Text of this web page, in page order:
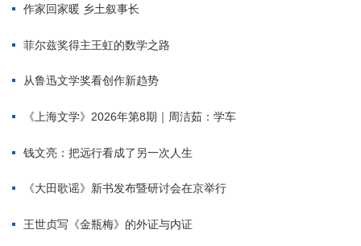
作家回家暖 乡土叙事长
菲尔兹奖得主王虹的数学之路
从鲁迅文学奖看创作新趋势
《上海文学》2026年第8期｜周洁茹：学车
钱文亮：把远行看成了另一次人生
《大田歌谣》新书发布暨研讨会在京举行
王世贞写《金瓶梅》的外证与内证